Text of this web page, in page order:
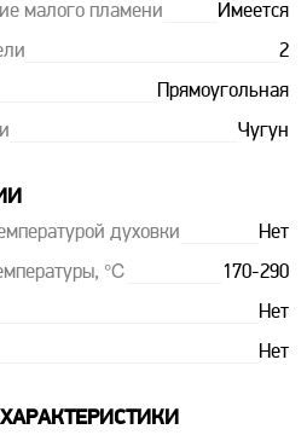
малого пламени Имеется
2
Прямоугольная
Чугун
духовки Нет
℃ 170-290
Нет
Нет